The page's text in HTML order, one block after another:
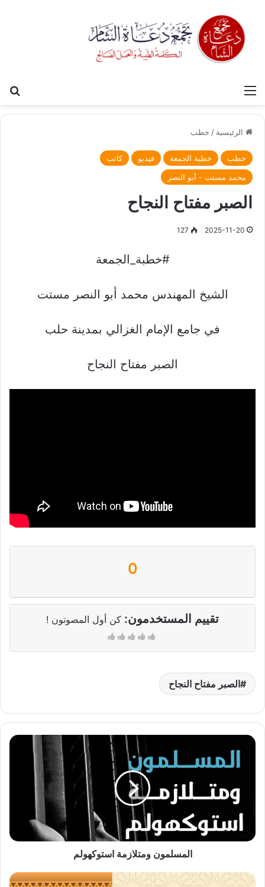
القائمة
الرئيسية / خطب
خطب خطبة الجمعة فيديو
كاتب
محمد مستت - أبو النصر
الصبر مفتاح النجاح
2025-11-20
127
#خطبة_الجمعة
الشيخ المهندس محمد أبو النصر مستت
في جامع الإمام الغزالي بمدينة حلب
الصبر مفتاح النجاح
0
تقييم المستخدمون: كن أول المصوتون !
الصبر مفتاح النجاح
المسلمون
ومتلازمة
استوكهولم
المسلمون ومتلازمة استوكهولم
التخلف